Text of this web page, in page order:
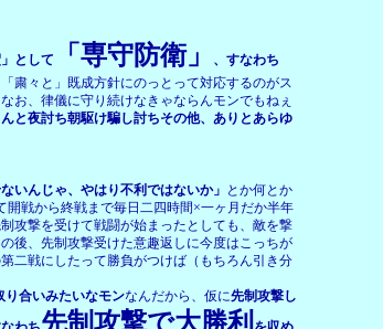
として 「専守防衛」
、すなわち
粛々と」既成方針にのっとって対応するのがス
お、律儀に守り続けなきゃならんモンでもねぇ
と夜討ち朝駆け騙し討ちその他、ありとあらゆ
いんじゃ、やはり不利ではないか」 とか何とか
戦から終戦まで毎日二四時間×一ヶ月だか半年
攻撃を受けて戦闘が始まったとしても、敵を撃
後、先制攻撃受けた意趣返しに今度はこっちが
二戦にしたって勝負がつけば（もちろん引き分
り合いみたいなモンなんだから、仮に先制攻撃し
先制攻撃で大勝利